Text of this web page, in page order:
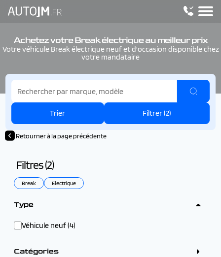
Achetez votre Break électrique au meilleur prix
Votre véhicule Break électrique neuf et d'occasion disponible chez
votre mandataire
Trier Filtrer (2)
Retourner à la page précédente
Filtres (2)
Break Electrique
Type
Véhicule neuf (4)
Catégories